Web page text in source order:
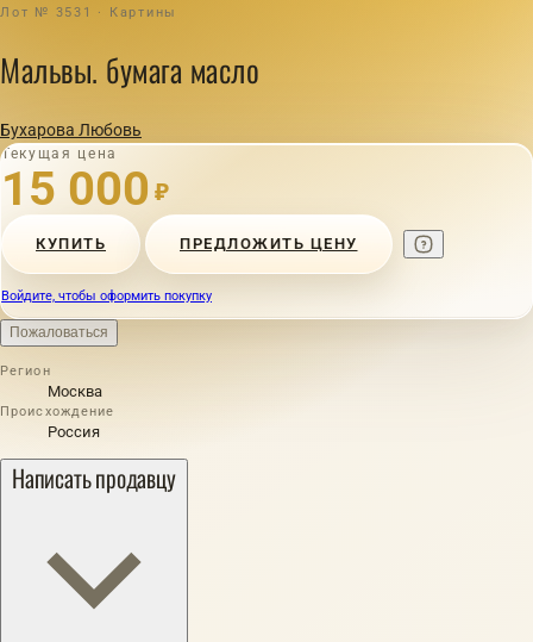
Лот № 3531 · Картины
Мальвы. бумага масло
Бухарова Любовь
Текущая цена
15 000 ₽
КУПИТЬ ПРЕДЛОЖИТЬ ЦЕНУ
Войдите, чтобы оформить покупку
Пожаловаться
Регион
Москва
Происхождение
Россия
Написать продавцу